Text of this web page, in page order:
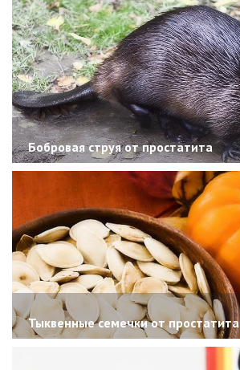
Бобровая струя от простатита
Тыквенные семечки от простатита